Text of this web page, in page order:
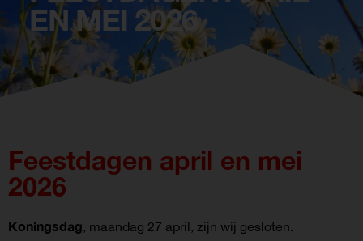
EN MEI 2026
Feestdagen april en mei
2026
Koningsdag, maandag 27 april, zijn wij gesloten.